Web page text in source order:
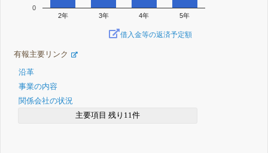
2年 3年 4年 5年
0
借入金等の返済予定額
有報主要リンク
沿革
事業の内容
関係会社の状況
主要項目 残り11件